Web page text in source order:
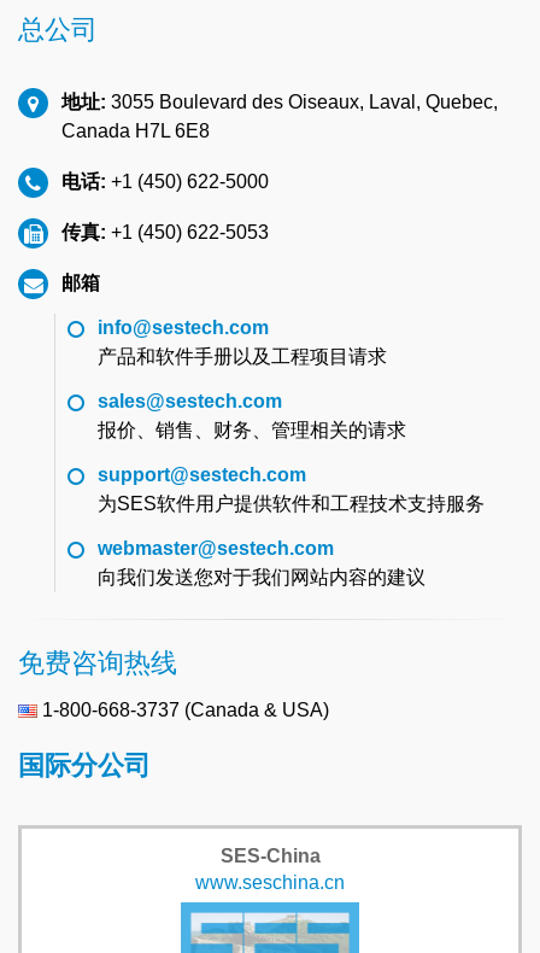
总公司
地址: 3055 Boulevard des Oiseaux, Laval, Quebec,
Canada H7L 6E8
电话: +1 (450) 622-5000
传真: +1 (450) 622-5053
邮箱
info@sestech.com
产品和软件手册以及工程项目请求
sales@sestech.com
报价、销售、财务、管理相关的请求
support@sestech.com
为SES软件用户提供软件和工程技术支持服务
webmaster@sestech.com
向我们发送您对于我们网站内容的建议
免费咨询热线
1-800-668-3737 (Canada & USA)
国际分公司
SES-China
www.seschina.cn